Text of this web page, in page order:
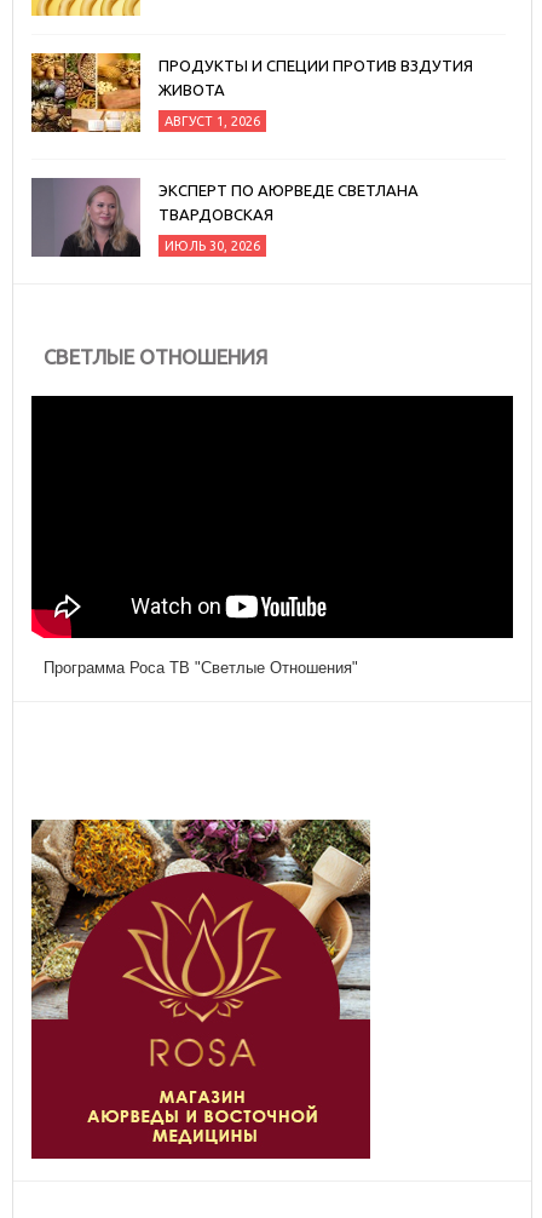
ПРОДУКТЫ И СПЕЦИИ ПРОТИВ ВЗДУТИЯ
ЖИВОТА
АВГУСТ 1, 2026
ЭКСПЕРТ ПО АЮРВЕДЕ СВЕТЛАНА
ТВАРДОВСКАЯ
ИЮЛЬ 30, 2026
СВЕТЛЫЕ ОТНОШЕНИЯ
Программа Роса ТВ "Светлые Отношения"